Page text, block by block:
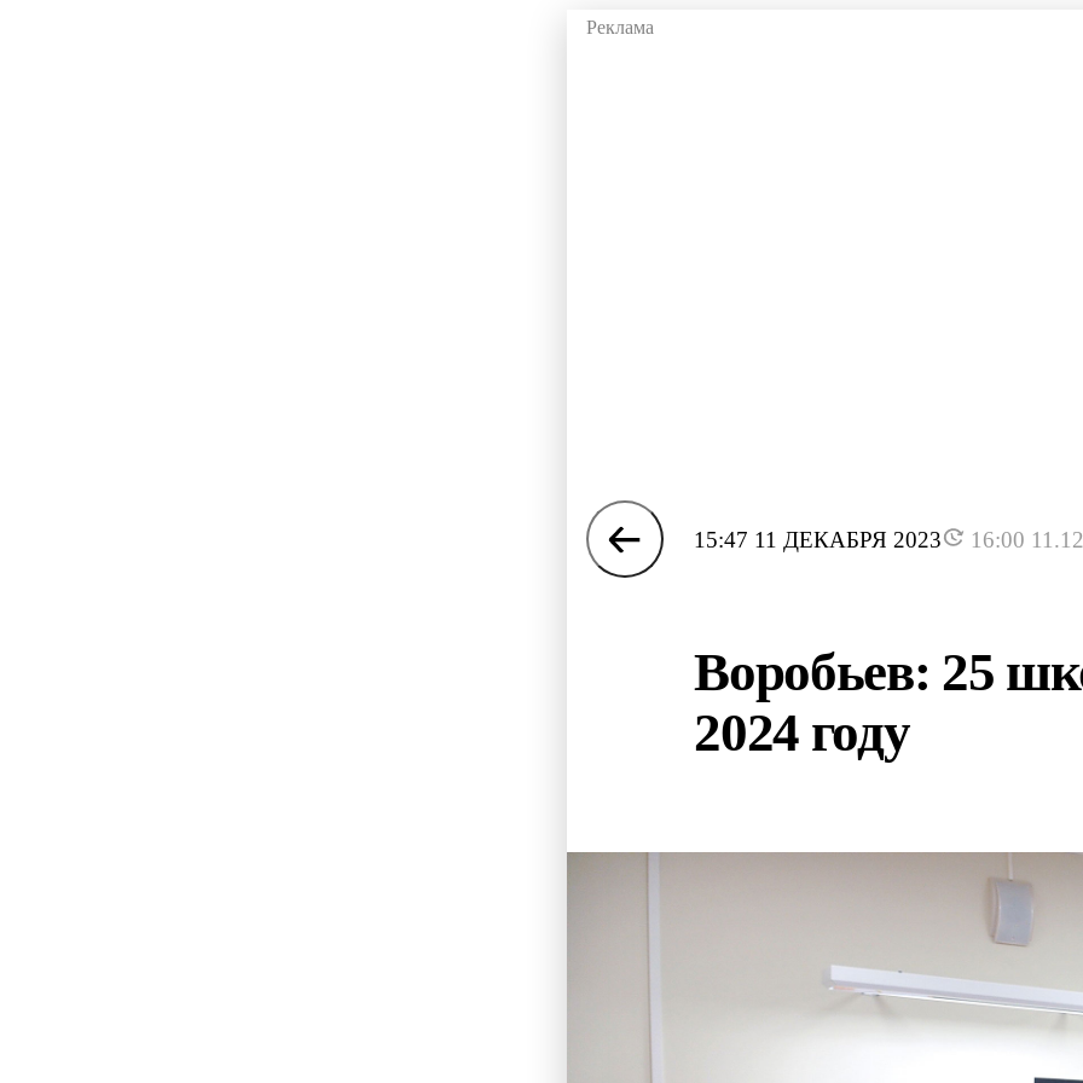
15:47 11 ДЕКАБРЯ 2023 16:00
Воробьев: 25
2024 году